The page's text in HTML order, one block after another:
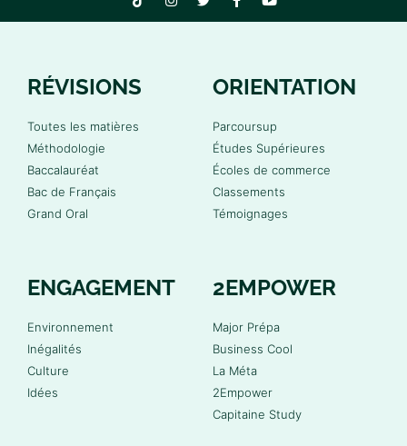
RÉVISIONS
Toutes les matières
Méthodologie
Baccalauréat
Bac de Français
Grand Oral
ORIENTATION
Parcoursup
Études Supérieures
Écoles de commerce
Classements
Témoignages
ENGAGEMENT
Environnement
Inégalités
Culture
Idées
2EMPOWER
Major Prépa
Business Cool
La Méta
2Empower
Capitaine Study